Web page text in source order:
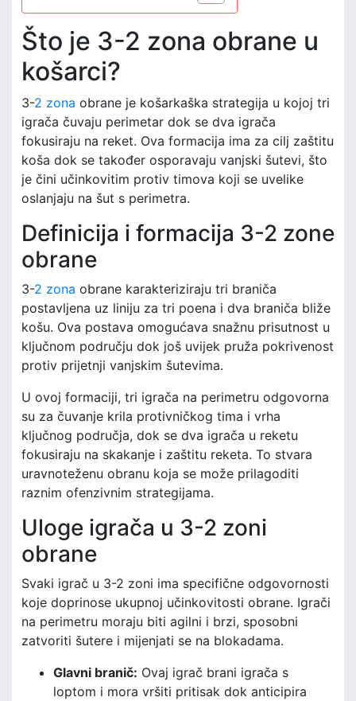
Što je 3-2 zona obrane u
košarci?
3-2 zona obrane je košarkaška strategija u kojoj tri
igrača čuvaju perimetar dok se dva igrača
fokusiraju na reket. Ova formacija ima za cilj zaštitu
koša dok se također osporavaju vanjski šutevi, što
je čini učinkovitim protiv timova koji se uvelike
oslanjaju na šut s perimetra.
Definicija i formacija 3-2 zone
obrane
3-2 zona obrane karakteriziraju tri braniča
postavljena uz liniju za tri poena i dva braniča bliže
košu. Ova postava omogućava snažnu prisutnost u
ključnom području dok još uvijek pruža pokrivenost
protiv prijetnji vanjskim šutevima.
U ovoj formaciji, tri igrača na perimetru odgovorna
su za čuvanje krila protivničkog tima i vrha
ključnog područja, dok se dva igrača u reketu
fokusiraju na skakanje i zaštitu reketa. To stvara
uravnoteženu obranu koja se može prilagoditi
raznim ofenzivnim strategijama.
Uloge igrača u 3-2 zoni
obrane
Svaki igrač u 3-2 zoni ima specifične odgovornosti
koje doprinose ukupnoj učinkovitosti obrane. Igrači
na perimetru moraju biti agilni i brzi, sposobni
zatvoriti šutere i mijenjati se na blokadama.
Glavni branič: Ovaj igrač brani igrača s
loptom i mora vršiti pritisak dok anticipira